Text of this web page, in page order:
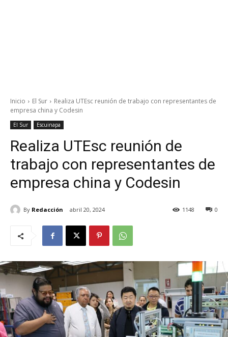
Inicio El Sur
Realiza UTEsc reunión de trabajo con representantes de
empresa china y Codesin
El Sur Escuinapa
Realiza UTEsc reunión de
trabajo con representantes de
empresa china y Codesin
By Redacción abril 20, 2024 0
1148